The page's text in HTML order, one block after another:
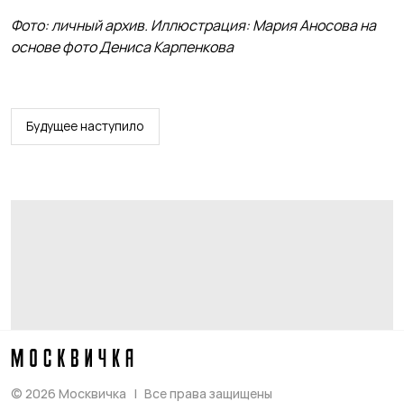
Фото: личный архив. Иллюстрация: Мария Аносова на
основе фото Дениса Карпенкова
Будущее наступило
© 2026 Москвичка Все права защищены